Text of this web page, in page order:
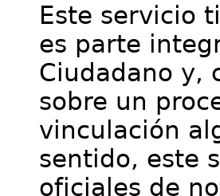
Este servicio
es parte
Ciudadano y,
sobre un
vinculación
sentido, este
oficiales de